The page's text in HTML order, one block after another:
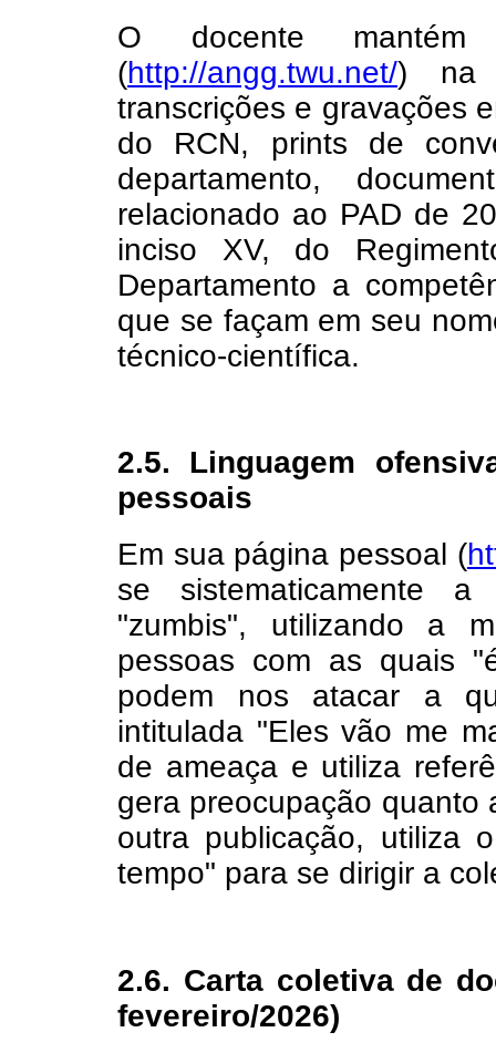
O docente
(http://angg.twu.net/) na
transcrições e gravações
do RCN, prints de
departamento,
relacionado ao PAD de
inciso XV, do
Departamento a
que se façam em seu
técnico-científica.
2.5. Linguagem
pessoais
Em sua página pessoal (
se sistematicamente
"zumbis", utilizando a
pessoas com as quais
podem nos atacar a
intitulada "Eles vão me
de ameaça e utiliza
gera preocupação quanto
outra publicação, utiliza
tempo" para se dirigir a
2.6. Carta coletiva de
fevereiro/2026)